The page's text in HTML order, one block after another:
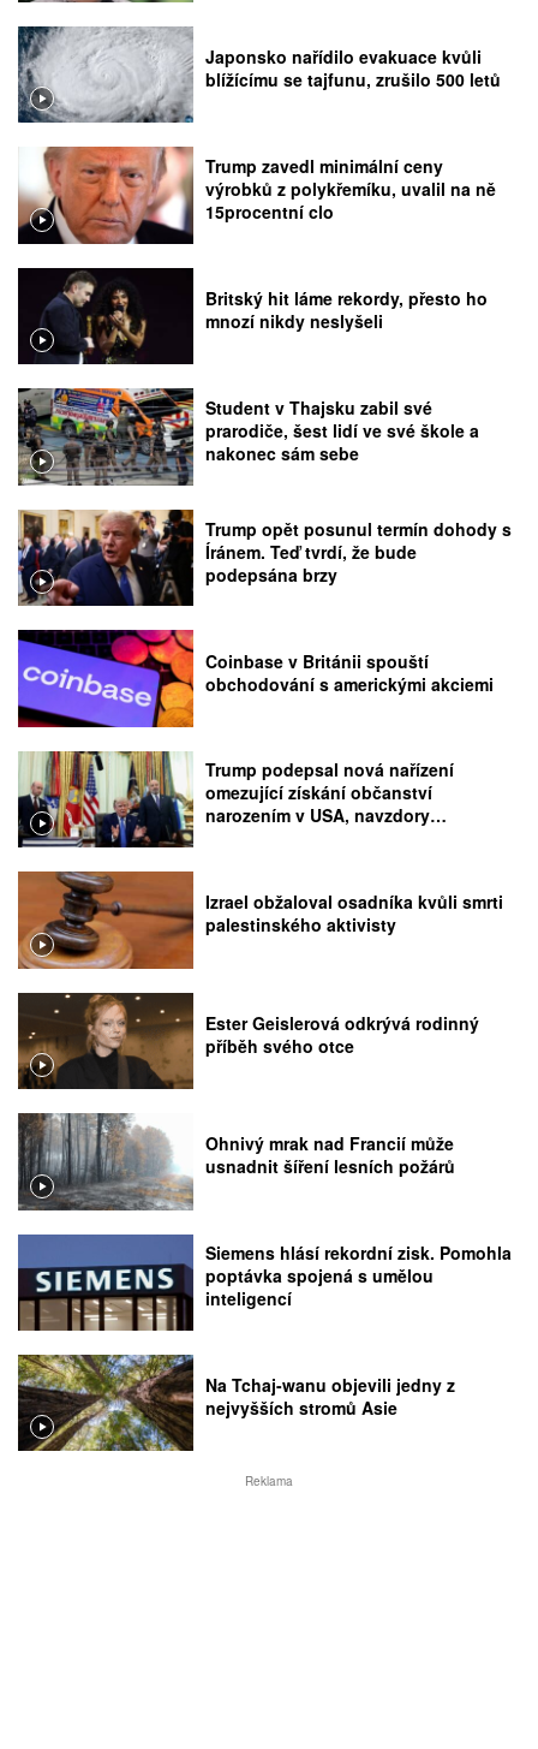
Japonsko nařídilo evakuace kvůli
blížícímu se tajfunu, zrušilo 500 letů
Trump zavedl minimální ceny
výrobků z polykřemíku, uvalil na ně
15procentní clo
Britský hit láme rekordy, přesto ho
mnozí nikdy neslyšeli
Student v Thajsku zabil své
prarodiče, šest lidí ve své škole a
nakonec sám sebe
Trump opět posunul termín dohody s
Íránem. Teď tvrdí, že bude
podepsána brzy
Coinbase v Británii spouští
obchodování s americkými akciemi
Trump podepsal nová nařízení
omezující získání občanství
narozením v USA, navzdory
Izrael obžaloval osadníka kvůli smrti
palestinského aktivisty
Ester Geislerová odkrývá rodinný
příběh svého otce
Ohnivý mrak nad Francií může
usnadnit šíření lesních požárů
Siemens hlásí rekordní zisk. Pomohla
poptávka spojená s umělou
inteligencí
Na Tchaj-wanu objevili jedny z
nejvyšších stromů Asie
Reklama